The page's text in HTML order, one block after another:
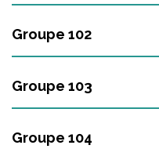
Groupe 102
Groupe 103
Groupe 104